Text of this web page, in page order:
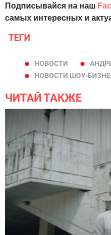
Подписывайся на наш
самых интересных и
ТЕГИ
НОВОСТИ
НОВОСТИ ШОУ-
ЧИТАЙ ТАКЖЕ